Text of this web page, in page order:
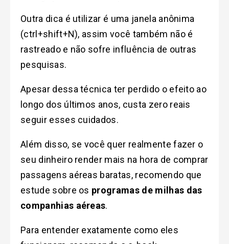
Outra dica é utilizar é uma janela anônima
(ctrl+shift+N), assim você também não é
rastreado e não sofre influência de outras
pesquisas.
Apesar dessa técnica ter perdido o efeito ao
longo dos últimos anos, custa zero reais
seguir esses cuidados.
Além disso, se você quer realmente fazer o
seu dinheiro render mais na hora de comprar
passagens aéreas baratas, recomendo que
estude sobre os programas de milhas das
companhias aéreas.
Para entender exatamente como eles